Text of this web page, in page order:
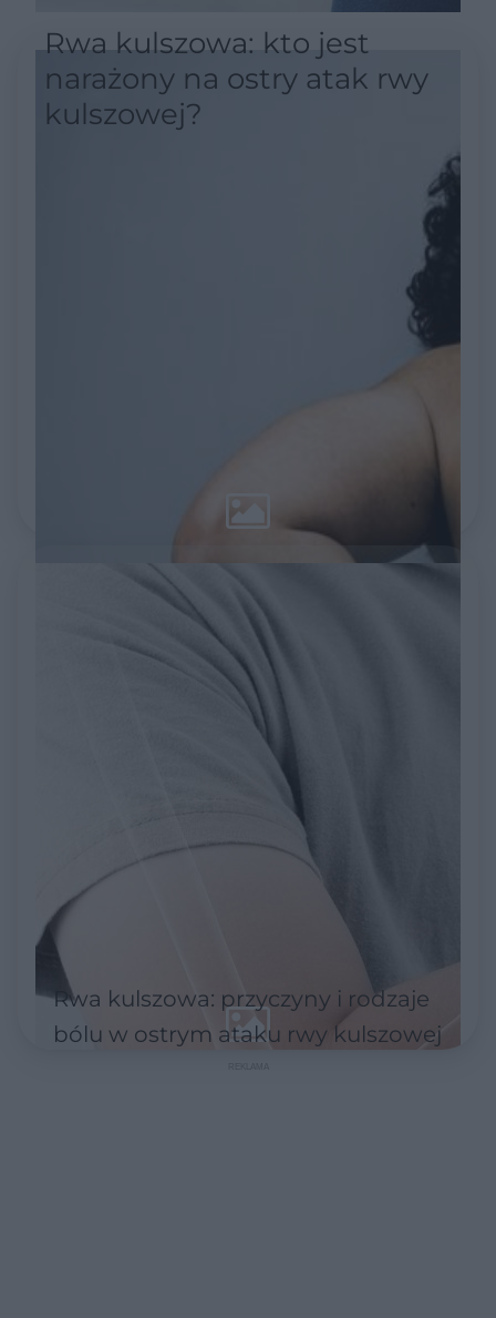
Rwa kulszowa: kto jest
narażony na ostry atak rwy
kulszowej?
Rwa kulszowa: przyczyny i rodzaje
bólu w ostrym ataku rwy kulszowej